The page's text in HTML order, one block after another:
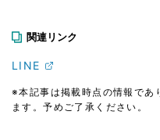
関連リンク
LINE
※本記事は掲載時点の情報であ
ます。予めご了承ください。